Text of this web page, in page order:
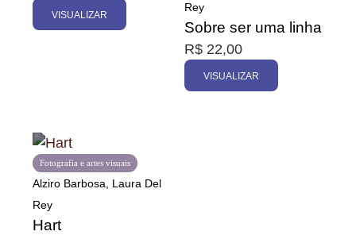
VISUALIZAR
Rey
Sobre ser uma linha
R$ 22,00
VISUALIZAR
Fotografia e artes visuais
Alziro Barbosa, Laura Del
Rey
Hart